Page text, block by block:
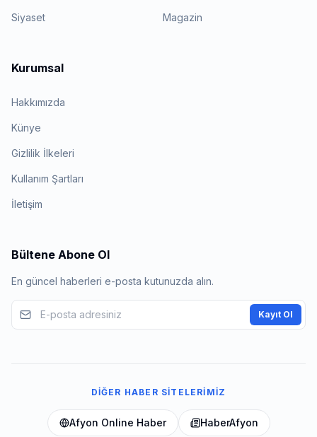
Siyaset Magazin
Kurumsal
Hakkımızda
Künye
Gizlilik İlkeleri
Kullanım Şartları
İletişim
Bültene Abone Ol
En güncel haberleri e-posta kutunuzda alın.
Kayıt Ol
DIĞER HABER SITELERIMIZ
Afyon Online Haber HaberAfyon